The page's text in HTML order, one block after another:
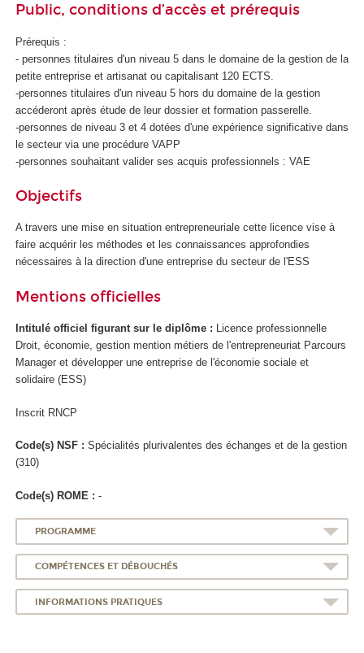
Public, conditions d’accès et prérequis
Prérequis :
- personnes titulaires d'un niveau 5 dans le domaine de la gestion de la
petite entreprise et artisanat ou capitalisant 120 ECTS.
-personnes titulaires d'un niveau 5 hors du domaine de la gestion
accéderont après étude de leur dossier et formation passerelle.
-personnes de niveau 3 et 4 dotées d'une expérience significative dans
le secteur via une procédure VAPP
-personnes souhaitant valider ses acquis professionnels : VAE
Objectifs
A travers une mise en situation entrepreneuriale cette licence vise à
faire acquérir les méthodes et les connaissances approfondies
nécessaires à la direction d'une entreprise du secteur de l'ESS
Mentions officielles
Intitulé officiel figurant sur le diplôme : Licence professionnelle
Droit, économie, gestion mention métiers de l'entrepreneuriat Parcours
Manager et développer une entreprise de l'économie sociale et
solidaire (ESS)
Inscrit RNCP
Code(s) NSF : Spécialités plurivalentes des échanges et de la gestion
(310)
Code(s) ROME : -
PROGRAMME
COMPÉTENCES ET DÉBOUCHÉS
INFORMATIONS PRATIQUES